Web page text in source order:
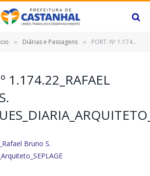
» Diárias e Passagens » PORT. Nº 1.174.22_Rafael Bruno S. Rodrigues_DIARIA_Arquiteto_SEPLAGE
1.174.22_RAFAEL
Bruno S.